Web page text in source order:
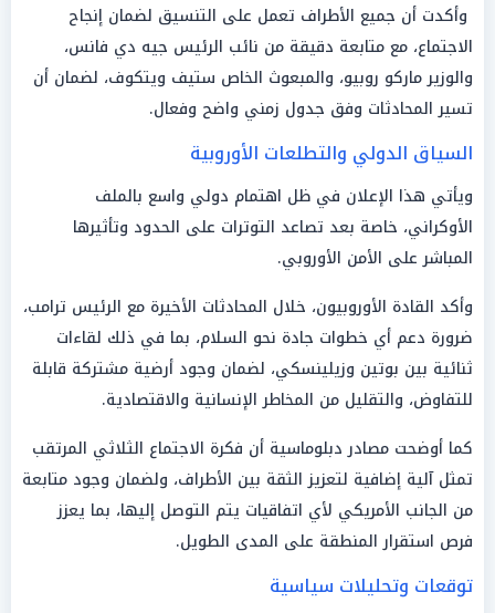
وأكدت أن جميع الأطراف تعمل على التنسيق لضمان إنجاح
الاجتماع، مع متابعة دقيقة من نائب الرئيس جيه دي فانس،
والوزير ماركو روبيو، والمبعوث الخاص ستيف ويتكوف، لضمان أن
تسير المحادثات وفق جدول زمني واضح وفعال.
السياق الدولي والتطلعات الأوروبية
ويأتي هذا الإعلان في ظل اهتمام دولي واسع بالملف
الأوكراني، خاصة بعد تصاعد التوترات على الحدود وتأثيرها
المباشر على الأمن الأوروبي.
وأكد القادة الأوروبيون، خلال المحادثات الأخيرة مع الرئيس ترامب،
ضرورة دعم أي خطوات جادة نحو السلام، بما في ذلك لقاءات
ثنائية بين بوتين وزيلينسكي، لضمان وجود أرضية مشتركة قابلة
للتفاوض، والتقليل من المخاطر الإنسانية والاقتصادية.
كما أوضحت مصادر دبلوماسية أن فكرة الاجتماع الثلاثي المرتقب
تمثل آلية إضافية لتعزيز الثقة بين الأطراف، ولضمان وجود متابعة
من الجانب الأمريكي لأي اتفاقيات يتم التوصل إليها، بما يعزز
فرص استقرار المنطقة على المدى الطويل.
توقعات وتحليلات سياسية